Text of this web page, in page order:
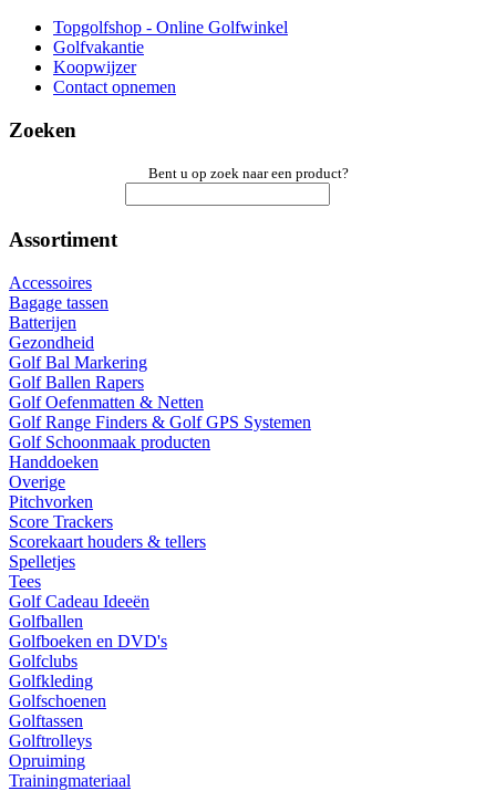
Topgolfshop - Online Golfwinkel
Golfvakantie
Koopwijzer
Contact opnemen
Zoeken
Bent u op zoek naar een product?
Assortiment
Accessoires
Bagage tassen
Batterijen
Gezondheid
Golf Bal Markering
Golf Ballen Rapers
Golf Oefenmatten & Netten
Golf Range Finders & Golf GPS Systemen
Golf Schoonmaak producten
Handdoeken
Overige
Pitchvorken
Score Trackers
Scorekaart houders & tellers
Spelletjes
Tees
Golf Cadeau Ideeën
Golfballen
Golfboeken en DVD's
Golfclubs
Golfkleding
Golfschoenen
Golftassen
Golftrolleys
Opruiming
Trainingmateriaal